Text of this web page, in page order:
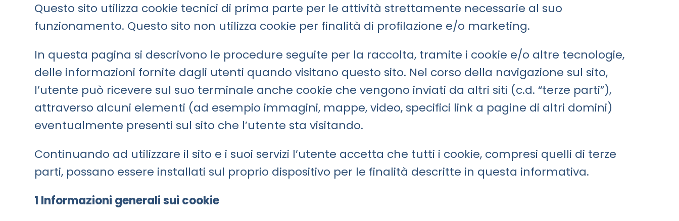
Questo sito utilizza cookie tecnici di prima parte per le attività strettamente necessarie al suo
funzionamento. Questo sito non utilizza cookie per finalità di profilazione e/o marketing.
In questa pagina si descrivono le procedure seguite per la raccolta, tramite i cookie e/o altre tecnologie,
delle informazioni fornite dagli utenti quando visitano questo sito. Nel corso della navigazione sul sito,
l’utente può ricevere sul suo terminale anche cookie che vengono inviati da altri siti (c.d. “terze parti”),
attraverso alcuni elementi (ad esempio immagini, mappe, video, specifici link a pagine di altri domini)
eventualmente presenti sul sito che l’utente sta visitando.
Continuando ad utilizzare il sito e i suoi servizi l’utente accetta che tutti i cookie, compresi quelli di terze
parti, possano essere installati sul proprio dispositivo per le finalità descritte in questa informativa.
1 Informazioni generali sui cookie